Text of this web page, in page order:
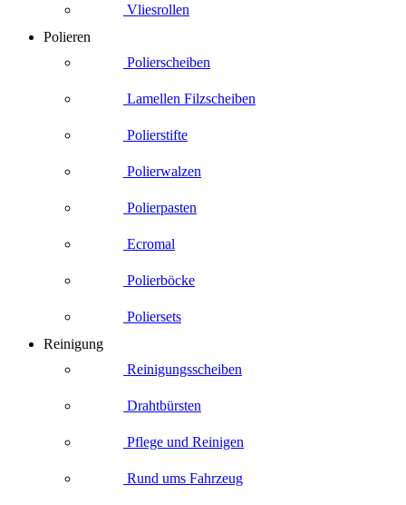
Vliesrollen
Polieren
Polierscheiben
Lamellen Filzscheiben
Polierstifte
Polierwalzen
Polierpasten
Ecromal
Polierböcke
Poliersets
Reinigung
Reinigungsscheiben
Drahtbürsten
Pflege und Reinigen
Rund ums Fahrzeug